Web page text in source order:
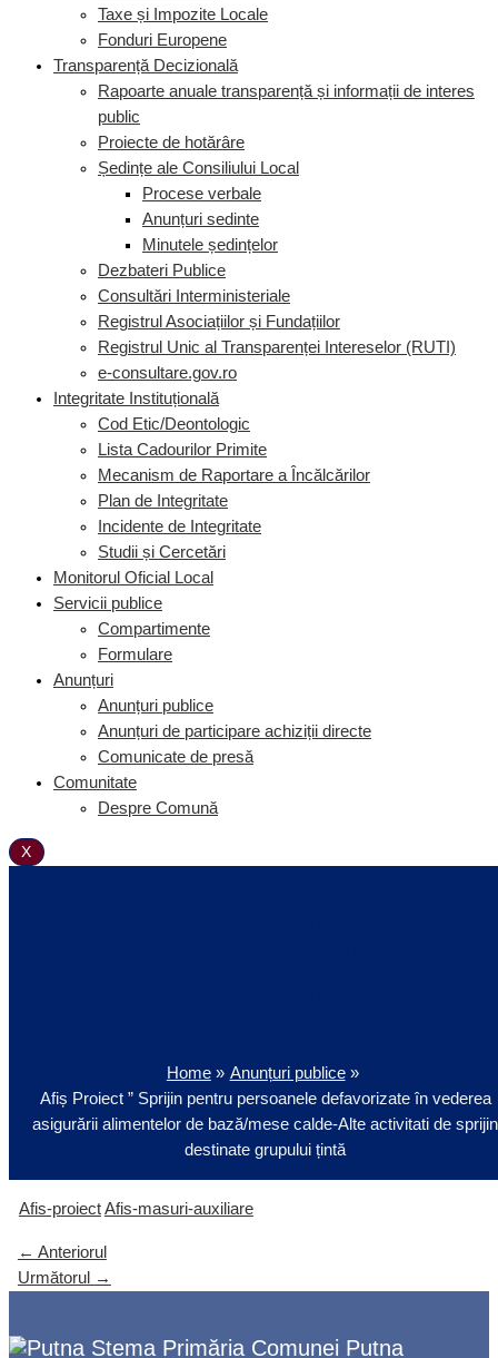
Taxe și Impozite Locale
Fonduri Europene
Transparență Decizională
Rapoarte anuale transparență și informații de interes
public
Proiecte de hotărâre
Ședințe ale Consiliului Local
Procese verbale
Anunțuri sedinte
Minutele ședințelor
Dezbateri Publice
Consultări Interministeriale
Registrul Asociațiilor și Fundațiilor
Registrul Unic al Transparenței Intereselor (RUTI)
e-consultare.gov.ro
Integritate Instituțională
Cod Etic/Deontologic
Lista Cadourilor Primite
Mecanism de Raportare a Încălcărilor
Plan de Integritate
Incidente de Integritate
Studii și Cercetări
Monitorul Oficial Local
Servicii publice
Compartimente
Formulare
Anunțuri
Anunțuri publice
Anunțuri de participare achiziții directe
Comunicate de presă
Comunitate
Despre Comună
X
Home
Anunțuri publice
Afiș Proiect ” Sprijin pentru persoanele defavorizate în vederea
asigurării alimentelor de bază/mese calde-Alte activitati de sprijin
destinate grupului țintă
Afis-proiectAfis-masuri-auxiliare
← Anteriorul
Următorul
→
Primăria Comunei Putna